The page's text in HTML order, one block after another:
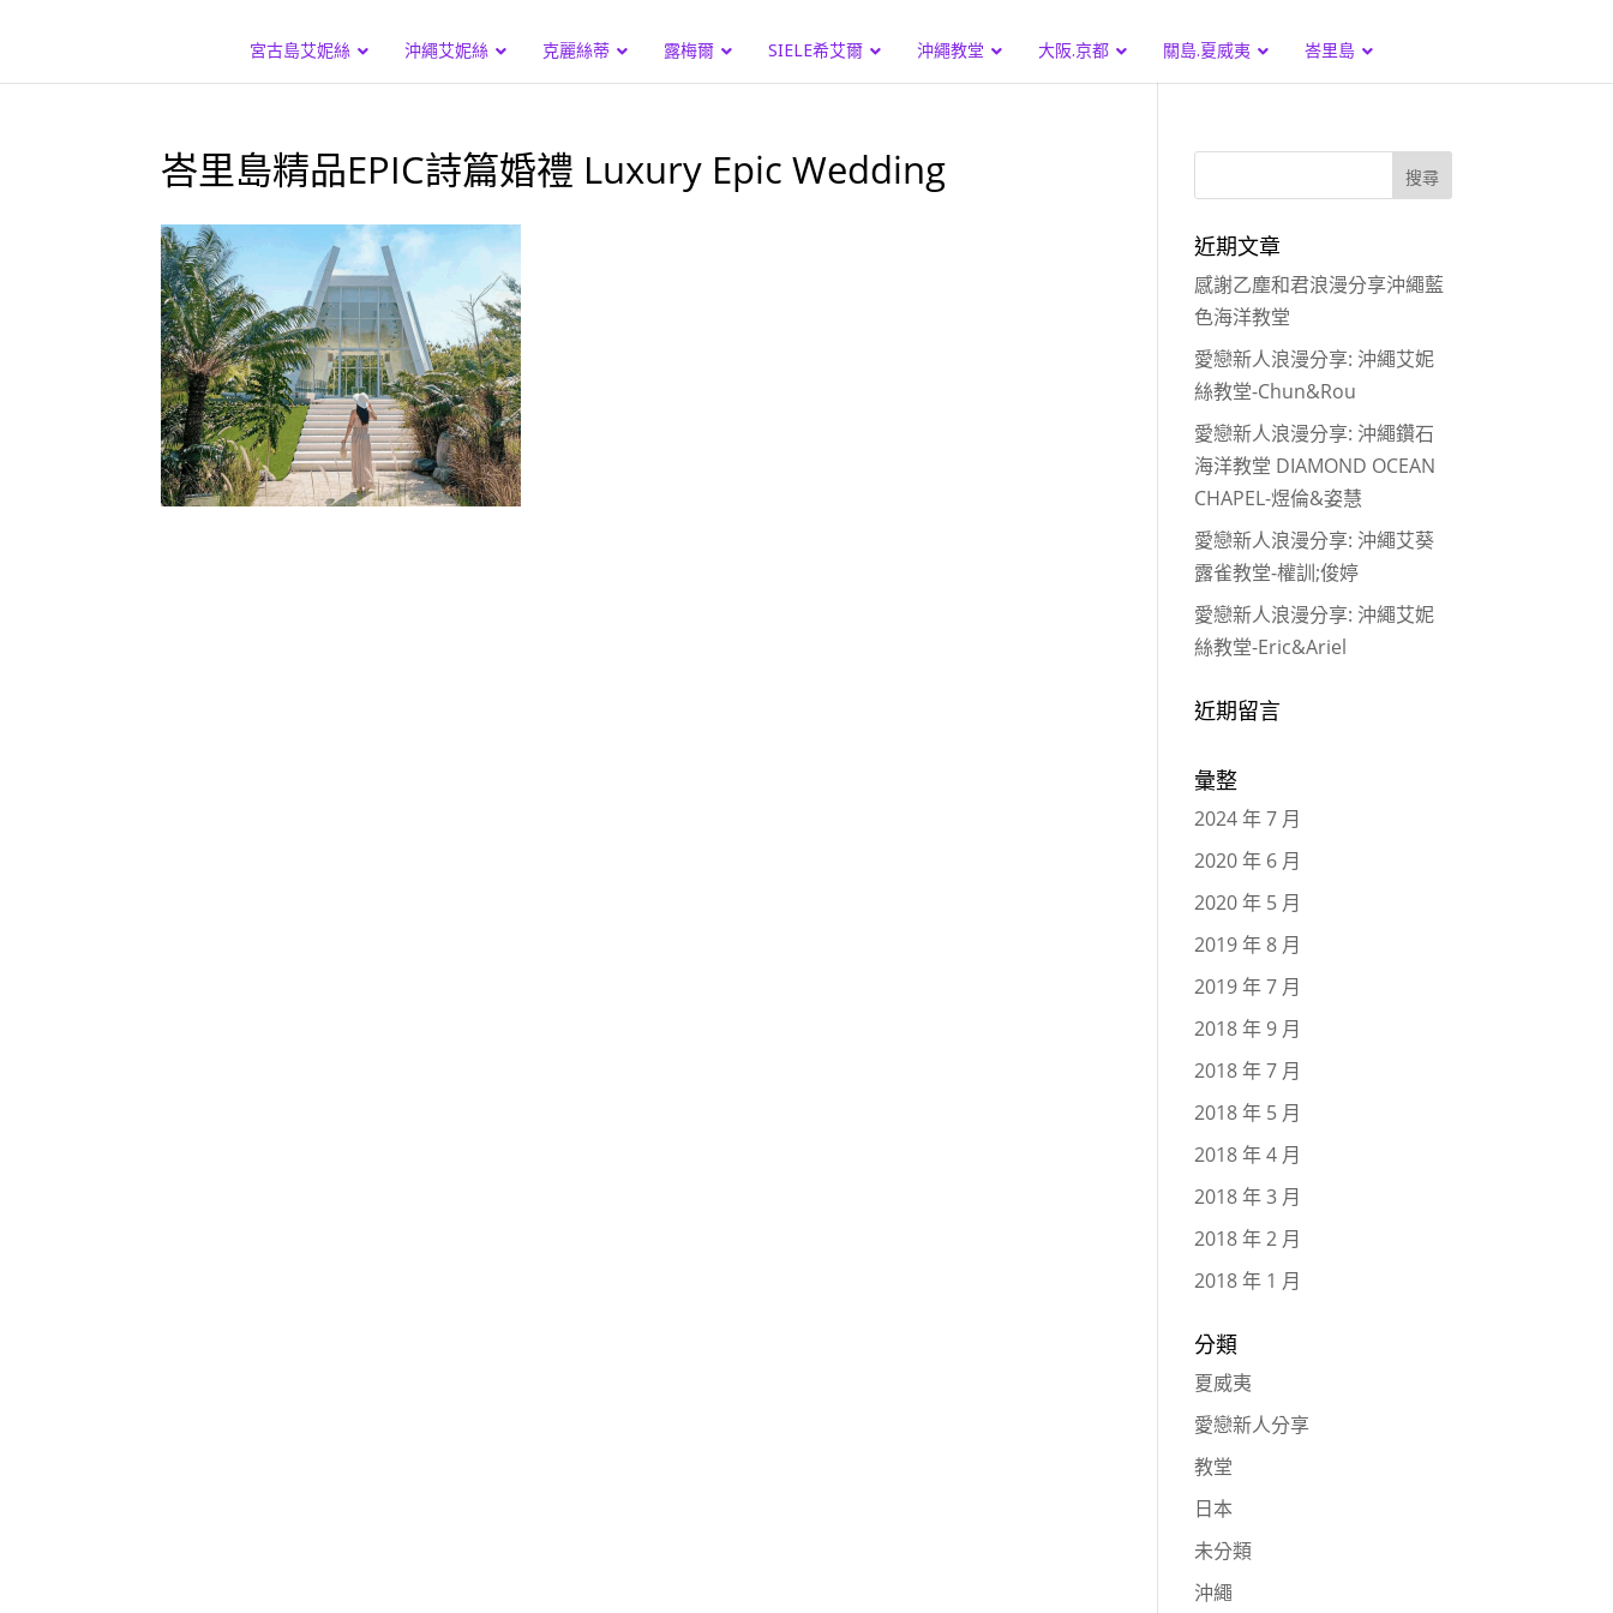
宮古島艾妮絲 沖繩艾妮絲 克麗絲蒂 露梅爾 SIELE希艾爾 沖繩教堂 大阪.京都 關島.夏威夷 峇里島
峇里島精品EPIC詩篇婚禮 Luxury Epic Wedding
近期文章
感謝乙塵和君浪漫分享沖繩藍
色海洋教堂
愛戀新人浪漫分享: 沖繩艾妮
絲教堂-Chun&Rou
愛戀新人浪漫分享: 沖繩鑽石
海洋教堂 DIAMOND OCEAN
CHAPEL-煜倫&姿慧
愛戀新人浪漫分享: 沖繩艾葵
露雀教堂-權訓;俊婷
愛戀新人浪漫分享: 沖繩艾妮
絲教堂-Eric&Ariel
近期留言
彙整
2024 年 7 月
2020 年 6 月
2020 年 5 月
2019 年 8 月
2019 年 7 月
2018 年 9 月
2018 年 7 月
2018 年 5 月
2018 年 4 月
2018 年 3 月
2018 年 2 月
2018 年 1 月
分類
夏威夷
愛戀新人分享
教堂
日本
未分類
沖繩